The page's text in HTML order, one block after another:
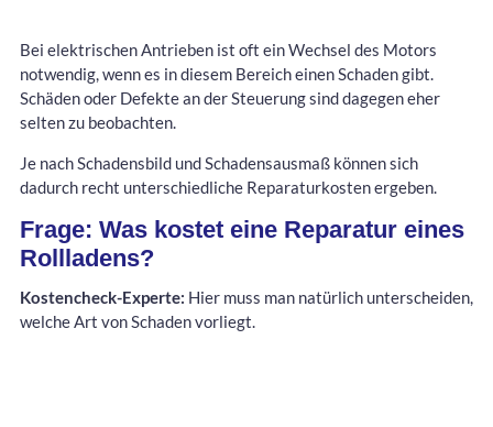
Bei elektrischen Antrieben ist oft ein Wechsel des Motors
notwendig, wenn es in diesem Bereich einen Schaden gibt.
Schäden oder Defekte an der Steuerung sind dagegen eher
selten zu beobachten.
Je nach Schadensbild und Schadensausmaß können sich
dadurch recht unterschiedliche Reparaturkosten ergeben.
Frage: Was kostet eine Reparatur eines
Rollladens?
Kostencheck-Experte: Hier muss man natürlich unterscheiden,
welche Art von Schaden vorliegt.